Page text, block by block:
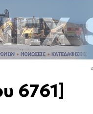
6761]